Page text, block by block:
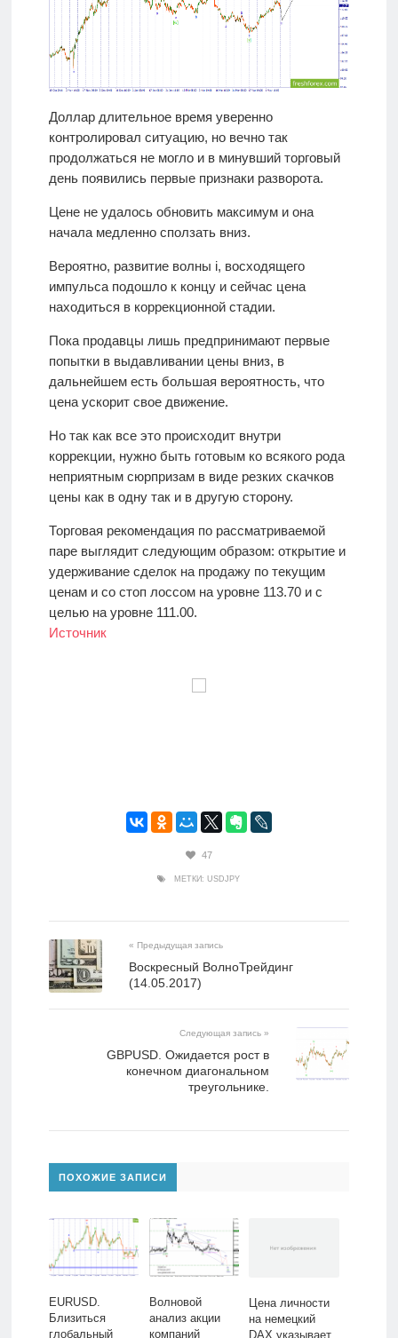
Сделано
в России
Рунет
Доллар длительное время уверенно
контролировал ситуацию, но вечно так
продолжаться не могло и в минувший торговый
день появились первые признаки разворота.
Цене не удалось обновить максимум и она
начала медленно сползать вниз.
Вероятно, развитие волны i, восходящего
импульса подошло к концу и сейчас цена
находиться в коррекционной стадии.
Пока продавцы лишь предпринимают первые
попытки в выдавливании цены вниз, в
дальнейшем есть большая вероятность, что
цена ускорит свое движение.
Но так как все это происходит внутри
коррекции, нужно быть готовым ко всякого рода
неприятным сюрпризам в виде резких скачков
цены как в одну так и в другую сторону.
Торговая рекомендация по рассматриваемой
паре выглядит следующим образом: открытие и
удерживание сделок на продажу по текущим
ценам и со стоп лоссом на уровне 113.70 и с
целью на уровне 111.00.
Источник
47
МЕТКИ: USDJPY
« Предыдущая запись
Воскресный ВолноТрейдинг
(14.05.2017)
Следующая запись »
GBPUSD. Ожидается рост в
конечном диагональном
треугольнике.
ПОХОЖИЕ ЗАПИСИ
EURUSD.
Близиться
глобальный
Волновой
анализ акции
компаний
Цена личности
на немецкий
DAX указывает